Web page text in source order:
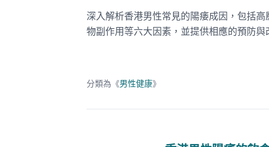
深入解析香港男性常見的陽痿成因，包括
物副作用等六大因素，並提供相應的預防與
分類為《男性健康》